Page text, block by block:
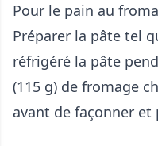
Pour le pain au
Préparer la pâte tel
réfrigéré la pâte
(115 g) de fromage
avant de façonner